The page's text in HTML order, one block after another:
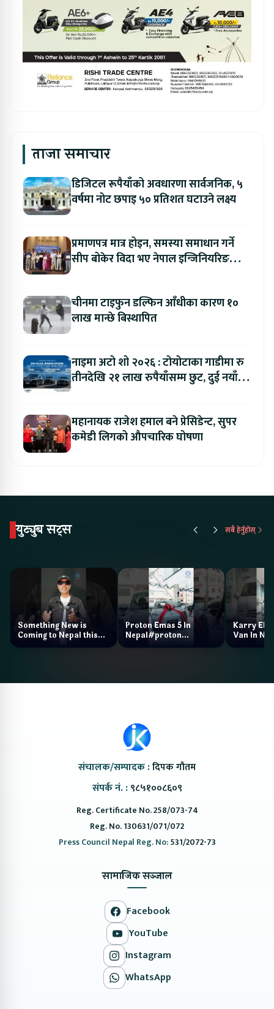
ताजा समाचार
डिजिटल रूपैयाँको अवधारणा सार्वजनिक, ५
वर्षमा नोट छपाइ ५० प्रतिशत घटाउने लक्ष्य
प्रमाणपत्र मात्र होइन, समस्या समाधान गर्ने
सीप बोकेर विदा भए नेपाल इन्जिनियरिङ
चीनमा टाइफुन डल्फिन आँधीका कारण १०
लाख मान्छे बिस्थापित
नाइमा अटो शो २०२६ : टोयोटाका गाडीमा रु
तीनदेखि २१ लाख रुपैयाँसम्म छुट, दुई नयाँ
महानायक राजेश हमाल बने प्रेसिडेन्ट, सुपर
कमेडी लिगको औपचारिक घोषणा
युट्युब सट्स सबै हेर्नुहोस्
Something New is
Coming to Nepal this
NAIMA Mobility Expo
Proton Emas 5 In
Nepal#proton
Karry
Van In
Bazar II
संचालक/सम्पादक :दिपक गौतम
संपर्क नं. : ९८५१००८६०९
Reg. Certificate No. 258/073-74
Reg. No. 130631/071/072
Press Council Nepal Reg. No:531/2072-73
सामाजिक सञ्जाल
Facebook
YouTube
Instagram
WhatsApp